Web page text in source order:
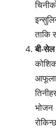
ताकि
बी-